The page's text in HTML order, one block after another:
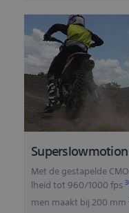
Met de gestapelde
lheid tot 960/1000 fps
men maakt bij 200 mm